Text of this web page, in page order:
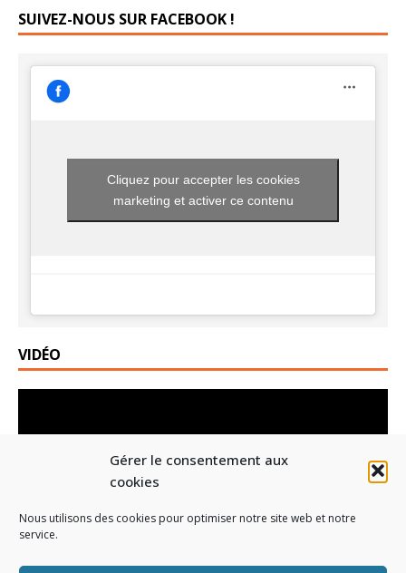
Gérer le consentement aux
cookies
Nous utilisons des cookies pour optimiser notre site web et notre
service.
SUIVEZ-NOUS SUR FACEBOOK !
Cliquez pour accepter les cookies
marketing et activer ce contenu
VIDÉO